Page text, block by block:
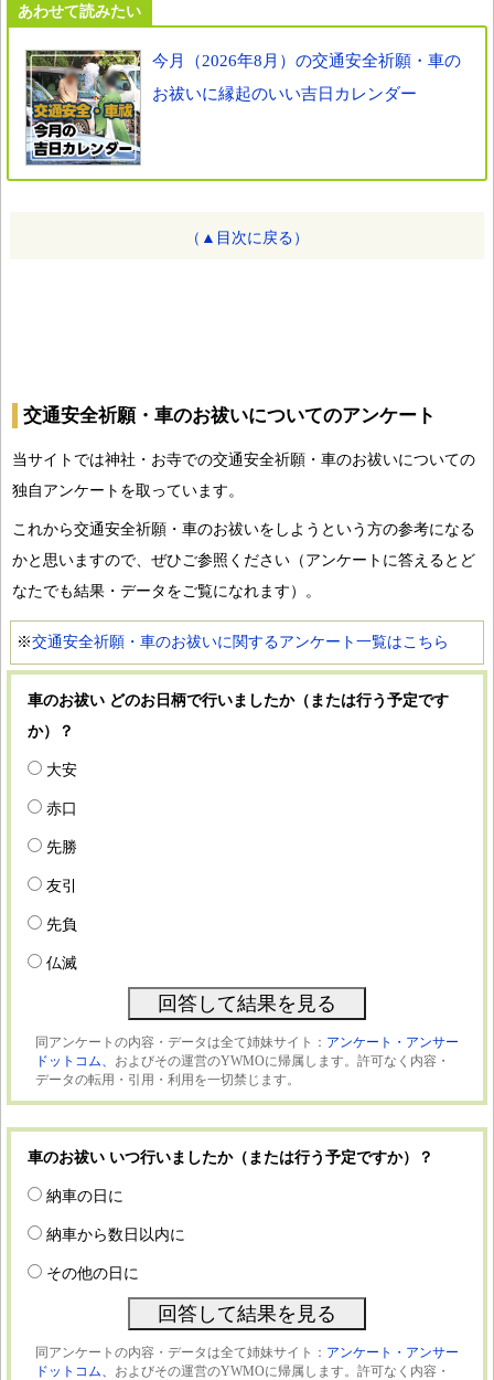
あわせて読みたい
今月（2026年8月）の交通安全祈願・車の
お祓いに縁起のいい吉日カレンダー
（▲目次に戻る）
交通安全祈願・車のお祓いについてのアンケート
当サイトでは神社・お寺での交通安全祈願・車のお祓いについての
独自アンケートを取っています。
これから交通安全祈願・車のお祓いをしようという方の参考になる
かと思いますので、ぜひご参照ください（アンケートに答えるとど
なたでも結果・データをご覧になれます）。
※交通安全祈願・車のお祓いに関するアンケート一覧はこちら
車のお祓い どのお日柄で行いましたか（または行う予定です
か）？
大安
赤口
先勝
友引
先負
仏滅
同アンケートの内容・データは全て姉妹サイト： アンケート・アンサー
ドットコム、 およびその運営のYWMOに帰属します。許可なく内容・
データの転用・引用・利用を一切禁じます。
車のお祓い いつ行いましたか（または行う予定ですか）？
納車の日に
納車から数日以内に
その他の日に
同アンケートの内容・データは全て姉妹サイト： アンケート・アンサー
ドットコム、 およびその運営のYWMOに帰属します。許可なく内容・